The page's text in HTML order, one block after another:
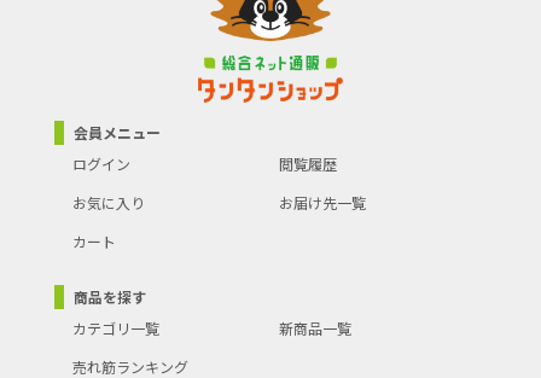
会員メニュー
ログイン
閲覧履歴
お気に入り
お届け先一覧
カート
商品を探す
カテゴリ一覧
新商品一覧
売れ筋ランキング